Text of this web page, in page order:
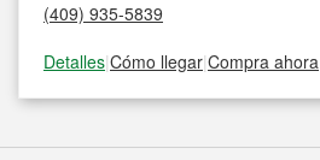
(409) 935-5839
Detalles|Cómo llegar|Compra ahora